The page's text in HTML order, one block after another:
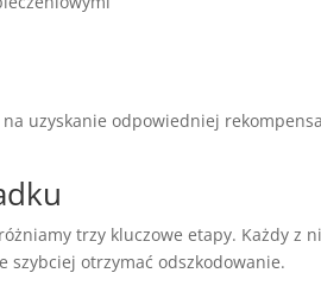
uzyskanie odpowiedniej
trzy kluczowe etapy. Każdy z
szybciej otrzymać odszkodowanie.